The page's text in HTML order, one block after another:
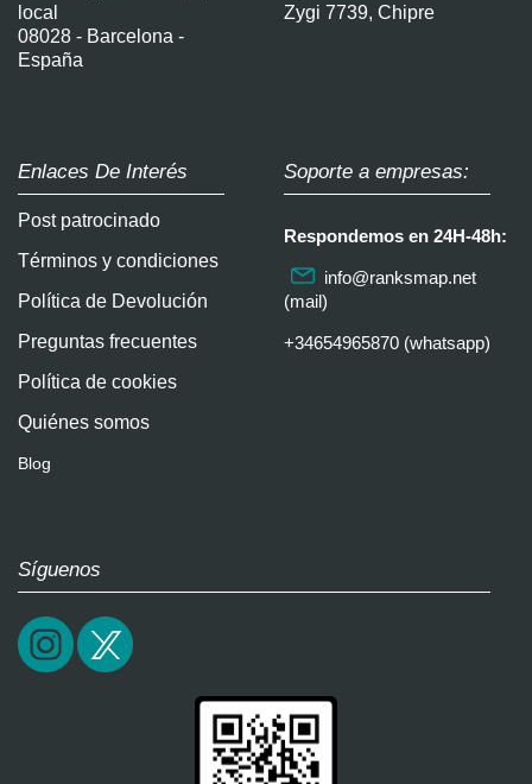
local
08028 - Barcelona -
España
Zygi 7739, Chipre
Enlaces De Interés
Post patrocinado
Términos y condiciones
Política de Devolución
Preguntas frecuentes
Política de cookies
Quiénes somos
Blog
Soporte a empresas:
Respondemos en 24H-48h:
info@ranksmap.net
(mail)
+34654965870 (whatsapp)
Síguenos